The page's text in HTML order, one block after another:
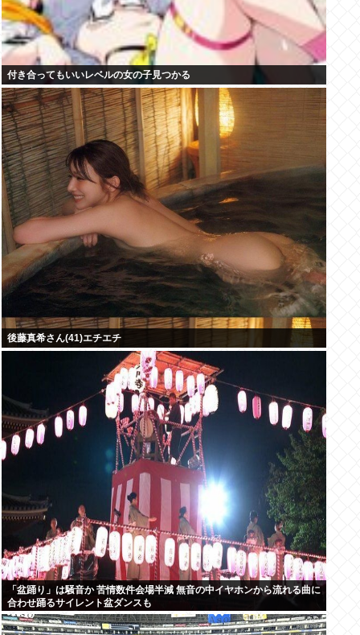
付き合ってもいいレベルの女の子見つかる
後藤真希さん(41)エチエチ
「盆踊り」は騒音か 苦情数件会場半減 無音の中イヤホンから流れる曲に
合わせ踊るサイレント盆ダンスも